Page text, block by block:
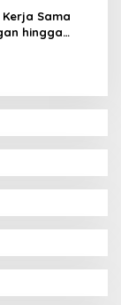
Sama
hingga